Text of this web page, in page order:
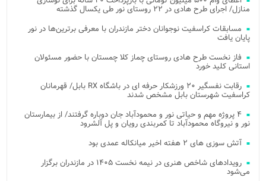
منازل/ اجرای طرح هادی در ۲۲ روستای نور طی یکسال گذشته
مسابقات کراسفیت نوجوانان دختر مازندران با معرفی برترین‌ها در نور
پایان یافت
فاز نخست طرح هادی روستای چماز کلا چمستان با حضور مسئولان
استانی کلید خورد
رقابت نفسگیر ۲۰ ورزشکار حرفه ای در باشگاه RX بابل/ قهرمانان
کراسفیت شهرستان بابل مشخص شدند
۴ پروژه مهم و حیاتی نور و محمودآباد جان دوباره گرفتند/ از بیمارستان
نور و نیروگاه محمودآباد تا کمربندی رویان و پل آلشرود
آتش‌ سوزی‌ های ۲ هفته اخیر میانکاله عمدی بود
رویدادهای شاخص هنری در نیمه نخست ۱۴۰۵ در مازندران برگزار
می‌شود